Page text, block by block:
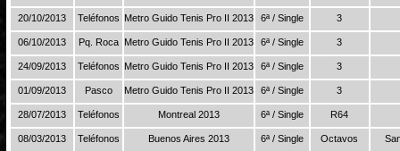
20/10/2013 Teléfonos Metro Guido Tenis Pro II 2013 6ª / Single 3
06/10/2013 Pq. Roca Metro Guido Tenis Pro II 2013 6ª / Single 3
24/09/2013 Teléfonos Metro Guido Tenis Pro II 2013 6ª / Single 3
01/09/2013 Pasco Metro Guido Tenis Pro II 2013 6ª / Single 3
28/07/2013 Teléfonos Montreal 2013 6ª / Single R64
08/03/2013 Teléfonos Buenos Aires 2013 6ª / Single Octavos